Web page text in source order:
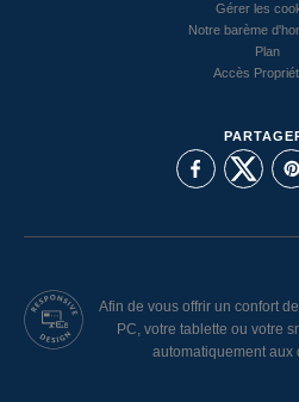
Gérer les
Notre barème
Plan
Accès
Afin de vous offrir un confort
PC, votre tablette ou votre
automatiquement aux